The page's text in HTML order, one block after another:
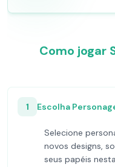
Como jogar
1 Escolha
Selecione
novos designs,
seus papéis